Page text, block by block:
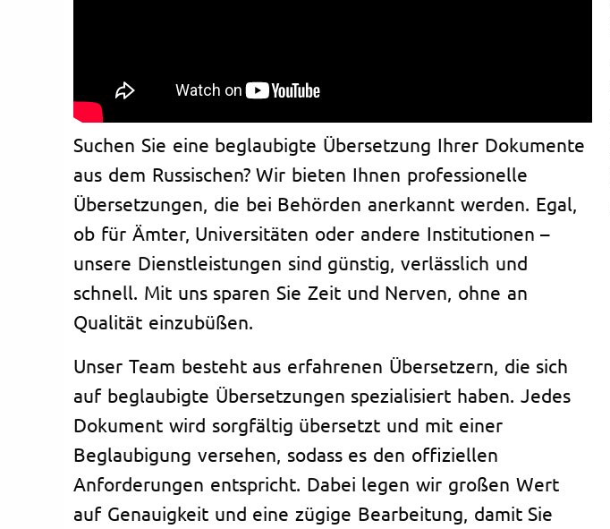
Suchen Sie eine beglaubigte Übersetzung Ihrer Dokumente
aus dem Russischen? Wir bieten Ihnen professionelle
Übersetzungen, die bei Behörden anerkannt werden. Egal,
ob für Ämter, Universitäten oder andere Institutionen –
unsere Dienstleistungen sind günstig, verlässlich und
schnell. Mit uns sparen Sie Zeit und Nerven, ohne an
Qualität einzubüßen.
Unser Team besteht aus erfahrenen Übersetzern, die sich
auf beglaubigte Übersetzungen spezialisiert haben. Jedes
Dokument wird sorgfältig übersetzt und mit einer
Beglaubigung versehen, sodass es den offiziellen
Anforderungen entspricht. Dabei legen wir großen Wert
auf Genauigkeit und eine zügige Bearbeitung, damit Sie